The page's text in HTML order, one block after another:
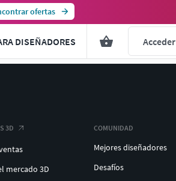
ofertas
DISEÑADORES Acceder
3D
mercado 3D
COMUNIDAD
Mejores diseñadores
Desafíos